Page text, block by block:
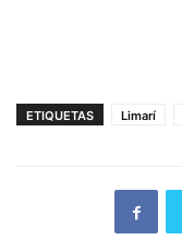
ETIQUETAS Limarí